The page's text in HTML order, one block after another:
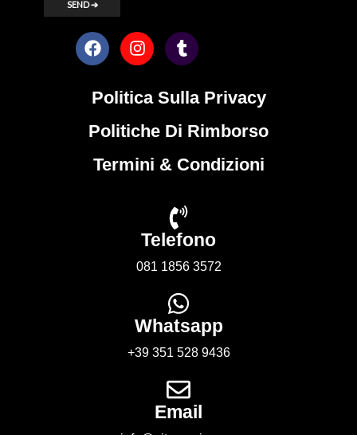
Politica Sulla Privacy
Politiche Di Rimborso
Termini & Condizioni
Telefono
081 1856 3572
Whatsapp
+39 351 528 9436
Email